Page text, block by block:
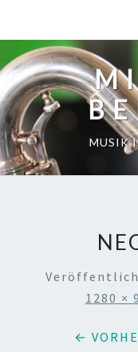
content
MUSIK
1280 ×
←